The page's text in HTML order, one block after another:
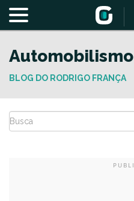
Automobilismo
BLOG DO RODRIGO FRANÇA